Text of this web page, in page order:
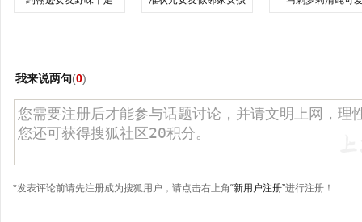
我来说两句(0)
*发表评论前请先注册成为搜狐用户，请点击右上角“新用户注册”进行注册！